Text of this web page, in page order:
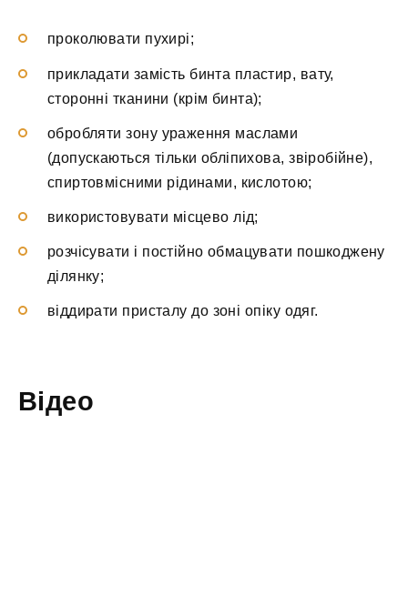
проколювати пухирі;
прикладати замість бинта пластир, вату,
сторонні тканини (крім бинта);
обробляти зону ураження маслами
(допускаються тільки обліпихова, звіробійне),
спиртовмісними рідинами, кислотою;
використовувати місцево лід;
розчісувати і постійно обмацувати пошкоджену
ділянку;
віддирати присталу до зоні опіку одяг.
Відео